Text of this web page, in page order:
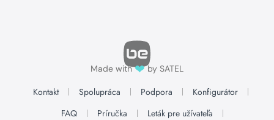
Made with❤by SATEL
Kontakt Spolupráca Podpora
Konfigurátor
FAQ
Príručka
Leták pre užívateľa